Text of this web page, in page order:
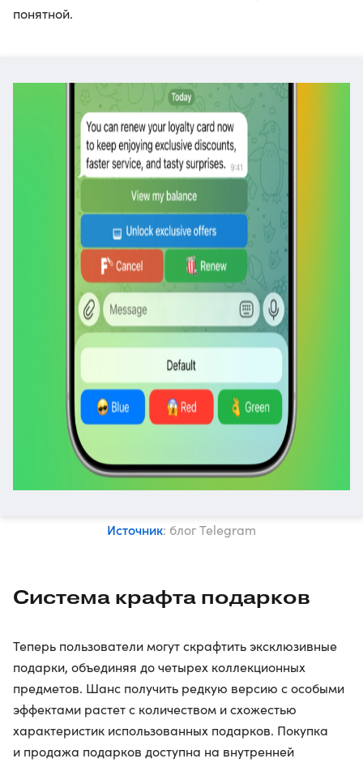
понятной.
Источник: блог Telegram
Система крафта подарков
Теперь пользователи могут скрафтить эксклюзивные
подарки, объединяя до четырех коллекционных
предметов. Шанс получить редкую версию с особыми
эффектами растет с количеством и схожестью
характеристик использованных подарков. Покупка
и продажа подарков доступна на внутренней